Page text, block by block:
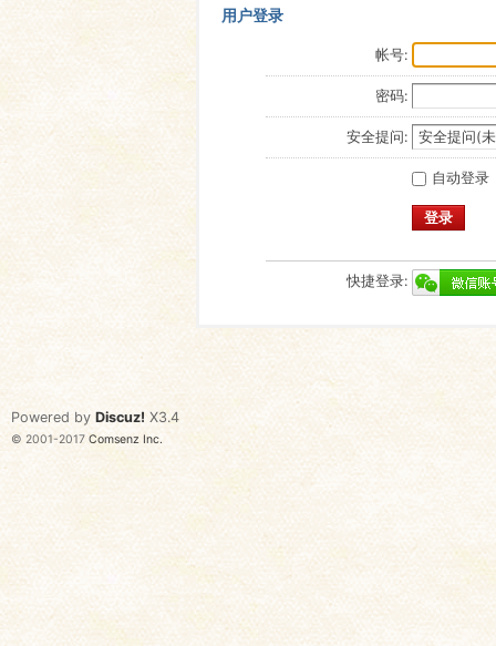
用户登录
帐号:
密码:
安全提问:
自动登录
登录
快捷登录:
Powered by Discuz! X3.4
© 2001-2017 Comsenz Inc.